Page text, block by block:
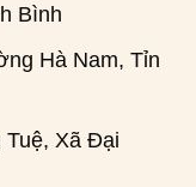
Bình
Hà Nam, Tỉnh
Tuệ, Xã Đại